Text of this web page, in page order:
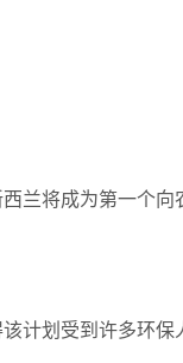
兰将成为第一个向
计划受到许多环保